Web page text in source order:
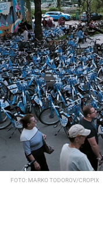
FOTO: MARKO TODOROV/CROPIX